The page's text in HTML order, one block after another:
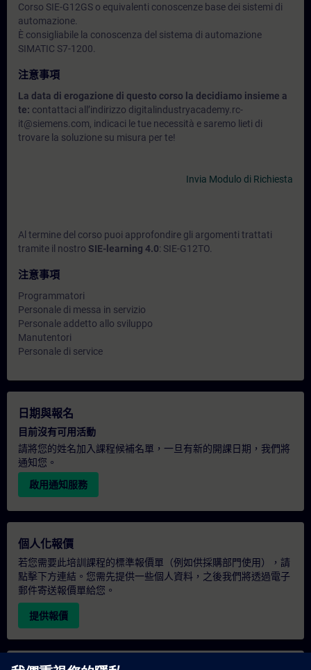
Corso SIE-G12GS o equivalenti conoscenze base dei sistemi di
automazione.
È consigliabile la conoscenza del sistema di automazione
SIMATIC S7-1200.
注意事項
La data di erogazione di questo corso la decidiamo insieme a
te: contattaci all’indirizzo digitalindustryacademy.rc-
it@siemens.com, indicaci le tue necessità e saremo lieti di
trovare la soluzione su misura per te!
Invia Modulo di Richiesta
Al termine del corso puoi approfondire gli argomenti trattati
tramite il nostro SIE-learning 4.0: SIE-G12TO.
注意事項
Programmatori
Personale di messa in servizio
Personale addetto allo sviluppo
Manutentori
Personale di service
日期與報名
目前沒有可用活動
請將您的姓名加入課程候補名單，一旦有新的開課日期，我們將
通知您。
啟用通知服務
個人化報價
若您需要此培訓課程的標準報價單（例如供採購部門使用），請
點擊下方連結。您需先提供一些個人資料，之後我們將透過電子
郵件寄送報價單給您。
提供報價